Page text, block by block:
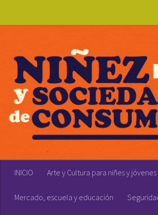
INICIO Arte y Cultura para niñes y jóvenes
Mercado, escuela y educación